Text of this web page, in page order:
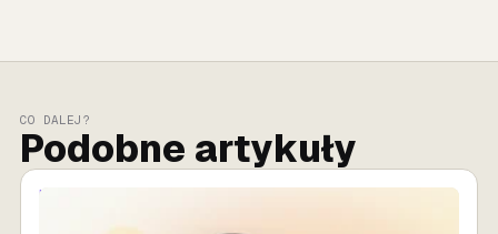
CO DALEJ?
Podobne artykuły
MARKETING AI